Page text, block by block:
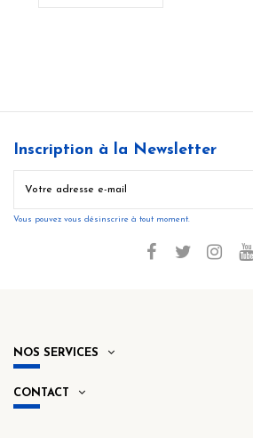
Inscription à la Newsletter
Vous pouvez vous désinscrire à tout moment.
NOS SERVICES
CONTACT